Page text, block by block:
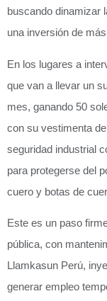
buscando dinamizar
una inversión de
En los lugares a
que van a llevar un
mes, ganando 50
con su vestimenta
seguridad industrial
para protegerse del
cuero y botas de
Este es un paso
pública, con
Llamkasun Perú,
generar empleo